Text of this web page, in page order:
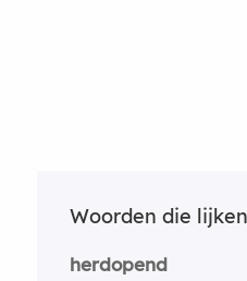
Woorden die
herdopend